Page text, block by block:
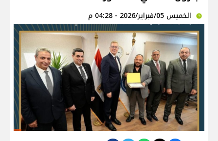
الخميس 05/فبراير/2026 - 04:28 م